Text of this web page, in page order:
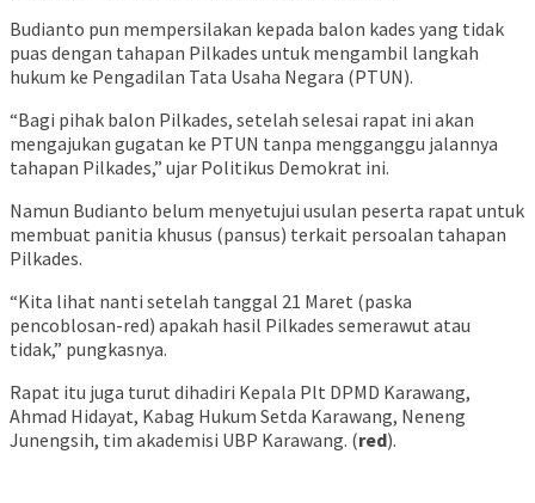
Budianto pun mempersilakan kepada balon kades yang tidak
puas dengan tahapan Pilkades untuk mengambil langkah
hukum ke Pengadilan Tata Usaha Negara (PTUN).
“Bagi pihak balon Pilkades, setelah selesai rapat ini akan
mengajukan gugatan ke PTUN tanpa mengganggu jalannya
tahapan Pilkades,” ujar Politikus Demokrat ini.
Namun Budianto belum menyetujui usulan peserta rapat untuk
membuat panitia khusus (pansus) terkait persoalan tahapan
Pilkades.
“Kita lihat nanti setelah tanggal 21 Maret (paska
pencoblosan-red) apakah hasil Pilkades semerawut atau
tidak,” pungkasnya.
Rapat itu juga turut dihadiri Kepala Plt DPMD Karawang,
Ahmad Hidayat, Kabag Hukum Setda Karawang, Neneng
Junengsih, tim akademisi UBP Karawang. (red).